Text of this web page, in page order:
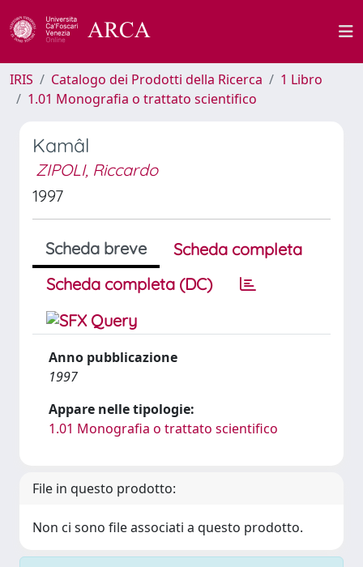
IRIS Catalogo dei Prodotti della Ricerca
1 Libro
1.01 Monografia o trattato scientifico
Kamâl
ZIPOLI, Riccardo
1997
Scheda breve
Scheda completa
Scheda completa (DC)
Anno pubblicazione
1997
Appare nelle tipologie:
1.01 Monografia o trattato scientifico
File in questo prodotto:
Non ci sono file associati a questo prodotto.